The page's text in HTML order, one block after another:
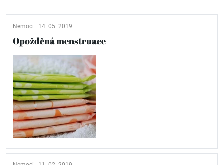
Nemoci 14. 05. 2019
Opožděná menstruace